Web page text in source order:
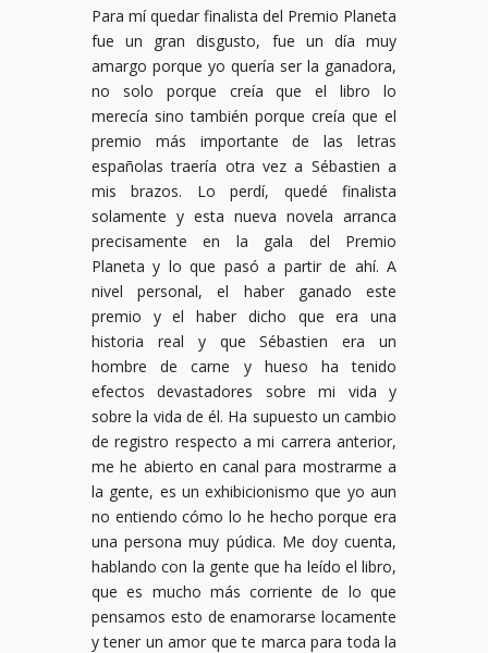
Para mí quedar finalista del Premio Planeta
fue un gran disgusto, fue un día muy
amargo porque yo quería ser la ganadora,
no solo porque creía que el libro lo
merecía sino también porque creía que el
premio más importante de las letras
españolas traería otra vez a Sébastien a
mis brazos. Lo perdí, quedé finalista
solamente y esta nueva novela arranca
precisamente en la gala del Premio
Planeta y lo que pasó a partir de ahí. A
nivel personal, el haber ganado este
premio y el haber dicho que era una
historia real y que Sébastien era un
hombre de carne y hueso ha tenido
efectos devastadores sobre mi vida y
sobre la vida de él. Ha supuesto un cambio
de registro respecto a mi carrera anterior,
me he abierto en canal para mostrarme a
la gente, es un exhibicionismo que yo aun
no entiendo cómo lo he hecho porque era
una persona muy púdica. Me doy cuenta,
hablando con la gente que ha leído el libro,
que es mucho más corriente de lo que
pensamos esto de enamorarse locamente
y tener un amor que te marca para toda la